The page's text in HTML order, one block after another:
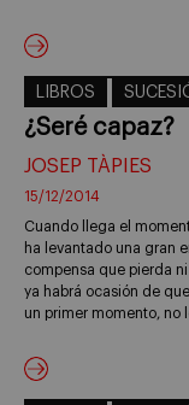
LIBROS
¿Seré capaz?
JOSEP TÀPIES
15/12/2014
Cuando llega el
ha levantado una gran
compensa que pierda
ya habrá ocasión de
un primer momento, no